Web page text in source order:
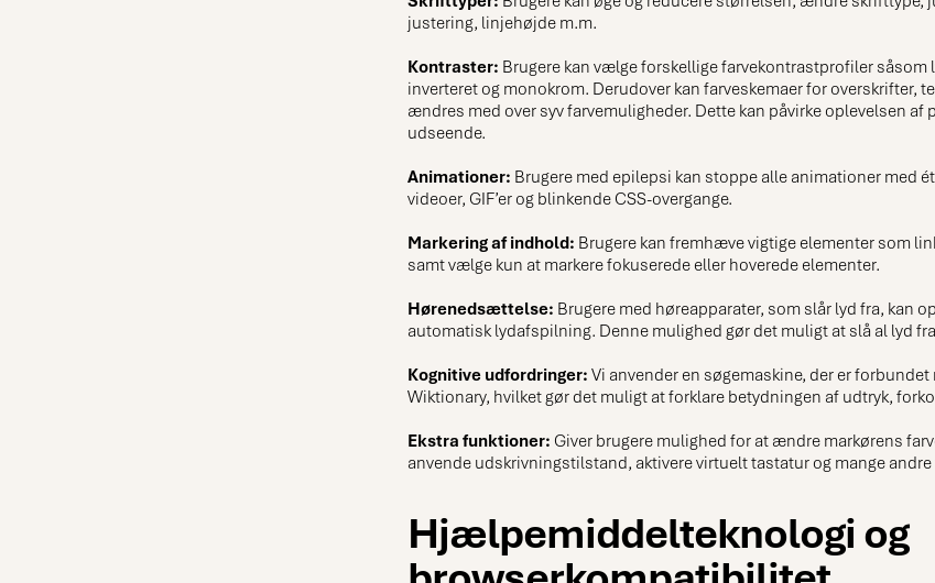
justering, linjehøjde m.m.
Kontraster: Brugere kan vælge forskellige farvekontrastprofiler såsom
inverteret og monokrom. Derudover kan farveskemaer for overskrifter,
ændres med over syv farvemuligheder. Dette kan påvirke oplevelsen af
udseende.
Animationer: Brugere med epilepsi kan stoppe alle animationer med
videoer, GIF’er og blinkende CSS-overgange.
Markering af indhold: Brugere kan fremhæve vigtige elementer som
samt vælge kun at markere fokuserede eller hoverede elementer.
Hørenedsættelse: Brugere med høreapparater, som slår lyd fra, kan
automatisk lydafspilning. Denne mulighed gør det muligt at slå al lyd
Kognitive udfordringer: Vi anvender en søgemaskine, der er
Wiktionary, hvilket gør det muligt at forklare betydningen af udtryk,
Ekstra funktioner: Giver brugere mulighed for at ændre markørens
anvende udskrivningstilstand, aktivere virtuelt tastatur og mange
Hjælpemiddelteknologi og